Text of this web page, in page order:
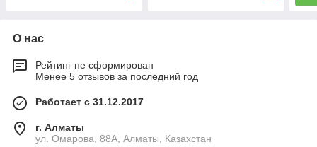
О нас
Рейтинг не сформирован
Менее 5 отзывов за последний год
Работает с 31.12.2017
г. Алматы
ул. Омарова, 88А, Алматы, Казахстан